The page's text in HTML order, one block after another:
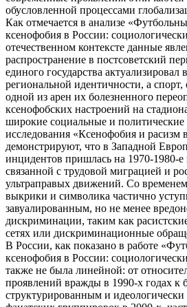
обусловленной процессами
Как отмечается в анализе
ксенофобия в России:
отечественном контексте данные
распространение в постсоветский
единого государства
региональной идентичности, а спорт,
одной из арен их болезненного
ксенофобских настроений на
широкие социальные и
исследования «Ксенофобия и расизм
демонстрируют, что в Западной
инцидентов пришлась на 1970-1980-е
связанной с трудовой миграцией и
ультраправых движений. Со
выкрики и символика частично
завуалированным, но не менее
дискриминации, таким как
сетях или дискриминационные
В России, как показано в работе
ксенофобия в России:
также не была линейной: от
проявлений вражды в 1990-х годах к
структурированным и